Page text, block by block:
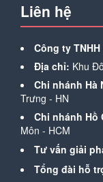
Liên hệ
Công ty TNHH
Địa chỉ: Khu
Chi nhánh Hà
Trưng - HN
Chi nhánh Hồ
Môn - HCM
Tư vấn giải
Tổng đài hỗ